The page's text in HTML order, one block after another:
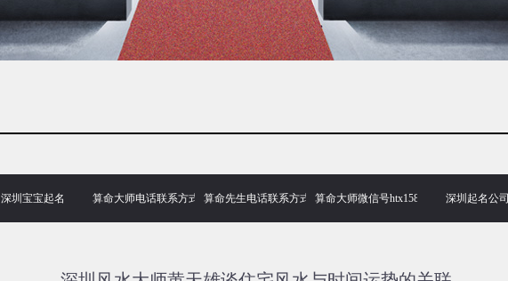
深圳宝宝起名 算命大师电话联系方式 算命先生电话联系方式 算命大师微信号htx158 深圳起名公司